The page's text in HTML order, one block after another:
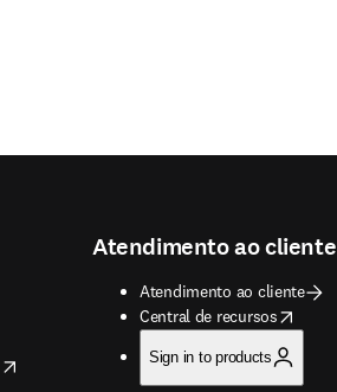
Atendimento ao cliente
Atendimento ao cliente
Central de recursos
opens in new tab/window
Sign in to products